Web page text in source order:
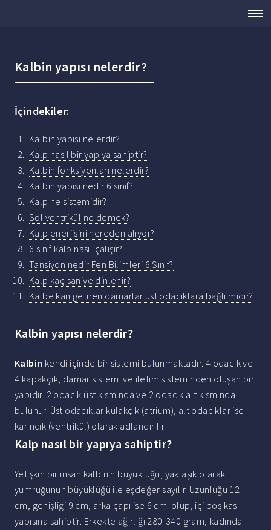
Kalbin yapısı nelerdir?
İçindekiler:
Kalbin yapısı nelerdir?
Kalp nasıl bir yapıya sahiptir?
Kalbin fonksiyonları nelerdir?
Kalbin yapısı nedir 6 sınıf?
Kalp ne sistemidir?
Sol ventrikül ne demek?
Kalp enerjisini nereden alıyor?
6 sınıf kalp nasıl çalışır?
Tansiyon nedir Fen Bilimleri 6 Sınıf?
Kalp kaç saniye dinlenir?
Kalbe kan getiren damarlar üst odacıklara bağlı mıdır?
Kalbin yapısı nelerdir?
Kalbin kendi içinde bir sistemi bulunmaktadır. 4 odacık ve
4 kapakçık, damar sistemi ve iletim sisteminden oluşan bir
yapıdır. 2 odacık üst kısmında ve 2 odacık alt kısmında
bulunur. Üst odacıklar kulakçık (atrium), alt odacıklar ise
karıncık (ventrikül) olarak adlandırılır.
Kalp nasıl bir yapıya sahiptir?
Yetişkin bir insan kalbinin büyüklüğü, yaklaşık olarak
yumruğunun büyüklüğü ile eşdeğer sayılır. Uzunluğu 12
cm, genişliği 9 cm, arka çapı ise 6 cm. olup, içi boş kas
yapısına sahiptir. Erkekte ağırlığı 280-340 gram, kadında